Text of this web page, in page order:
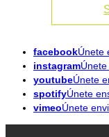
facebookÚnete
instagram
youtubeÚnete
spotifyÚnete
vimeoÚnete